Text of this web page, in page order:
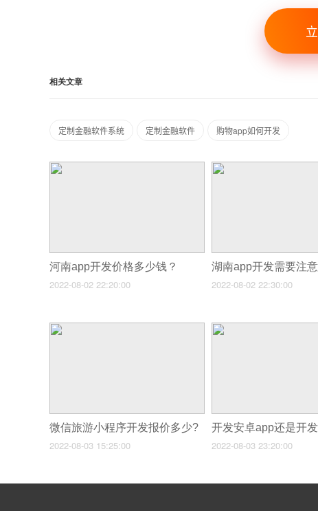
相关文章
定制金融软件系统 定制金融软件 购物app如何开发
河南app开发价格多少钱？
2022-08-02 22:20:00
湖南app开发需要注
2022-08-02 22:30:00
微信旅游小程序开发报价多少?
2022-08-03 15:25:00 2022-08-03 23:20:00